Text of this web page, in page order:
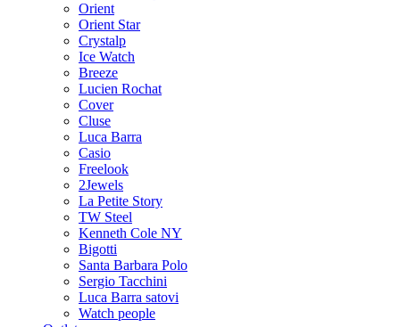
Orient
Orient Star
Crystalp
Ice Watch
Breeze
Lucien Rochat
Cover
Cluse
Luca Barra
Casio
Freelook
2Jewels
La Petite Story
TW Steel
Kenneth Cole NY
Bigotti
Santa Barbara Polo
Sergio Tacchini
Luca Barra satovi
Watch people